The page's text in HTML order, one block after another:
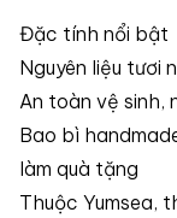
Đặc tính nổi bật
Nguyên liệu tươi
An toàn vệ sinh,
Bao bì
làm quà tặng
Thuộc Yumsea,